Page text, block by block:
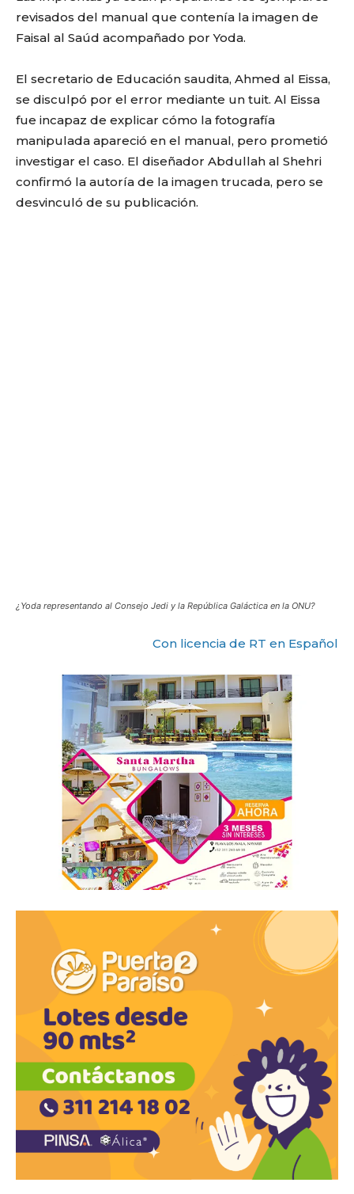
revisados del manual que contenía la imagen de
Faisal al Saúd acompañado por Yoda.
El secretario de Educación saudita, Ahmed al Eissa,
se disculpó por el error mediante un tuit. Al Eissa
fue incapaz de explicar cómo la fotografía
manipulada apareció en el manual, pero prometió
investigar el caso. El diseñador Abdullah al Shehri
confirmó la autoría de la imagen trucada, pero se
desvinculó de su publicación.
¿Yoda representando al Consejo Jedi y la República Galáctica en la ONU?
Con licencia de RT en Español